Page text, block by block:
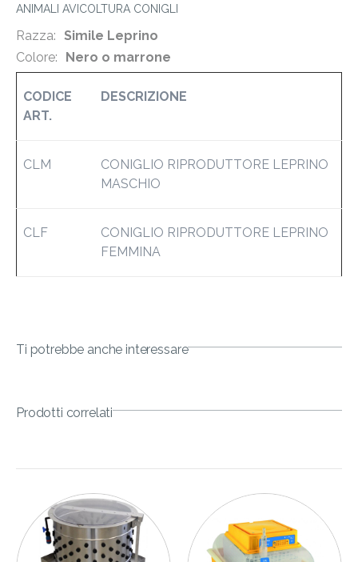
ANIMALI AVICOLTURA CONIGLI
Razza: Simile Leprino
Colore:
Nero o marrone
CODICE
ART.
DESCRIZIONE
CLM
CONIGLIO RIPRODUTTORE LEPRINO
MASCHIO
CLF
CONIGLIO RIPRODUTTORE LEPRINO
FEMMINA
Ti potrebbe anche interessare
Prodotti correlati